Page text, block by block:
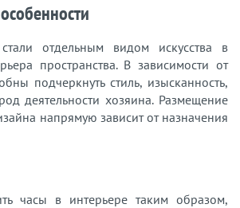
отдельным видом искусства в
пространства. В зависимости от
подчеркнуть стиль, изысканность,
деятельности хозяина. Размещение
напрямую зависит от назначения
часы в интерьере таким образом,